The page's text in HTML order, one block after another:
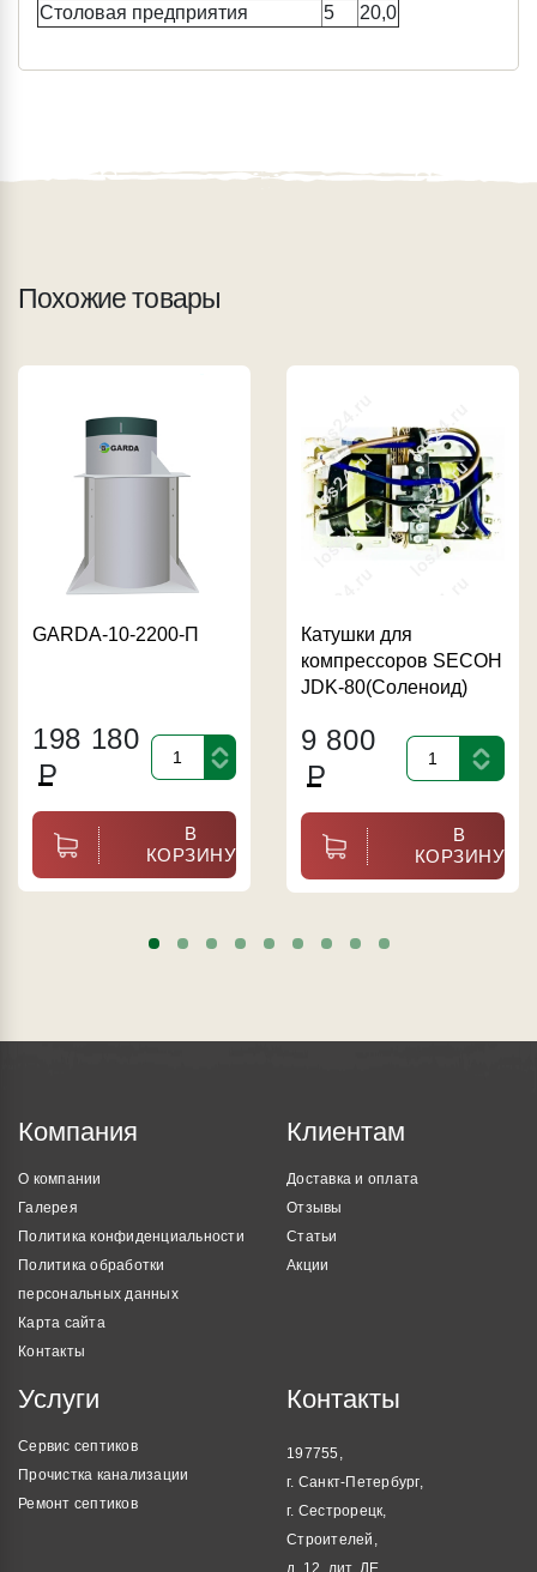
Столовая предприятия
5 20,0
Похожие товары
GARDA-10-2200-П
198 180
Р
В
КОРЗИНУ
Катушки для
компрессоров SECOH
JDK-80(Соленоид)
9 800
Р
В
КОРЗИНУ
Компания
О компании
Галерея
Политика конфиденциальности
Политика обработки
персональных данных
Карта сайта
Контакты
Клиентам
Доставка и оплата
Отзывы
Статьи
Акции
Услуги
Сервис септиков
Прочистка канализации
Ремонт септиков
Контакты
197755,
г. Санкт-Петербург,
г. Сестрорецк,
Строителей,
д. 12, лит. ДЕ